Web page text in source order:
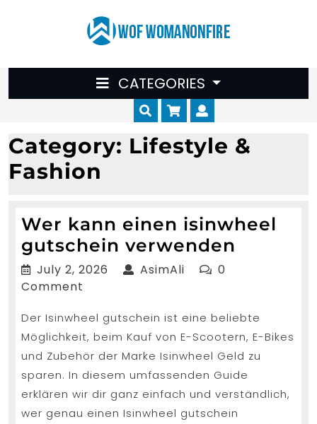
CATEGORIES
Cart
Category: Lifestyle &
Fashion
Wer kann einen isinwheel
gutschein verwenden
July 2, 2026 July AsimAli AsimAli
0
Comment
Der Isinwheel gutschein ist eine beliebte
Möglichkeit, beim Kauf von E-Scootern, E-Bikes
und Zubehör der Marke Isinwheel Geld zu
sparen. In diesem umfassenden Guide
erklären wir dir ganz einfach und verständlich,
wer genau einen Isinwheel gutschein